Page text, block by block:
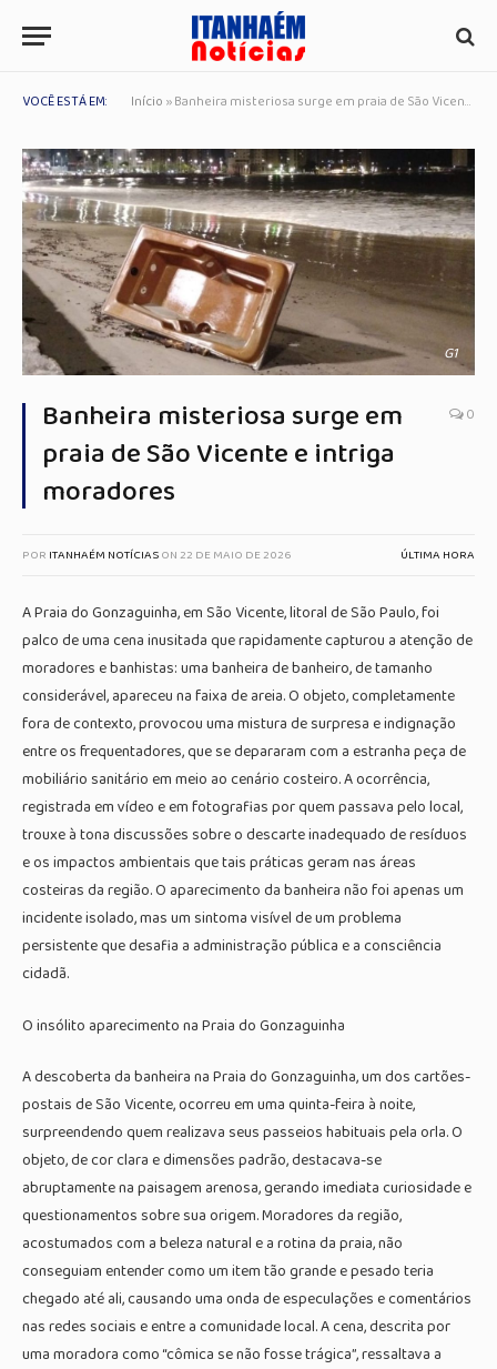
VOCÊ ESTÁ EM: Início »Banheira misteriosa surge em praia de São Vicente e intriga moradores
G1
Banheira misteriosa surge em
praia de São Vicente e intriga
moradores
0
POR ITANHAÉM NOTÍCIASON22 DE MAIO DE 2026 ÚLTIMA HORA
A Praia do Gonzaguinha, em São Vicente, litoral de São Paulo, foi
palco de uma cena inusitada que rapidamente capturou a atenção de
moradores e banhistas: uma banheira de banheiro, de tamanho
considerável, apareceu na faixa de areia. O objeto, completamente
fora de contexto, provocou uma mistura de surpresa e indignação
entre os frequentadores, que se depararam com a estranha peça de
mobiliário sanitário em meio ao cenário costeiro. A ocorrência,
registrada em vídeo e em fotografias por quem passava pelo local,
trouxe à tona discussões sobre o descarte inadequado de resíduos
e os impactos ambientais que tais práticas geram nas áreas
costeiras da região. O aparecimento da banheira não foi apenas um
incidente isolado, mas um sintoma visível de um problema
persistente que desafia a administração pública e a consciência
cidadã.
O insólito aparecimento na Praia do Gonzaguinha
A descoberta da banheira na Praia do Gonzaguinha, um dos cartões-
postais de São Vicente, ocorreu em uma quinta-feira à noite,
surpreendendo quem realizava seus passeios habituais pela orla. O
objeto, de cor clara e dimensões padrão, destacava-se
abruptamente na paisagem arenosa, gerando imediata curiosidade e
questionamentos sobre sua origem. Moradores da região,
acostumados com a beleza natural e a rotina da praia, não
conseguiam entender como um item tão grande e pesado teria
chegado até ali, causando uma onda de especulações e comentários
nas redes sociais e entre a comunidade local. A cena, descrita por
uma moradora como “cômica se não fosse trágica”, ressaltava a